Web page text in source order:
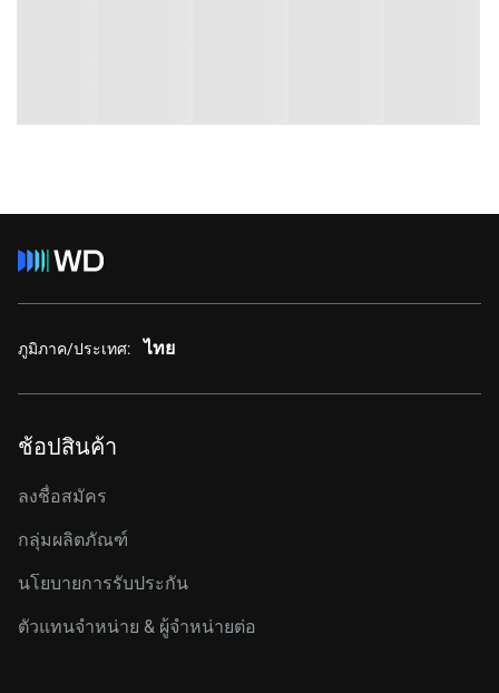
ภูมิภาค/ประเทศ: ไทย
ช้อปสินค้า
ลงชื่อสมัคร
กลุ่มผลิตภัณฑ์
นโยบายการรับประกัน
ตัวแทนจำหน่าย & ผู้จำหน่ายต่อ